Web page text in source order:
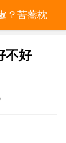
？苦蕎枕
不好